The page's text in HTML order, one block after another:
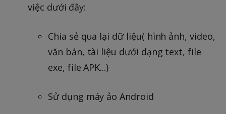
việc dưới đây:
Chia sẻ qua lại dữ liệu( hình ảnh, video,
văn bản, tài liệu dưới dạng text, file
exe, file APK...)
Sử dụng máy ảo Android